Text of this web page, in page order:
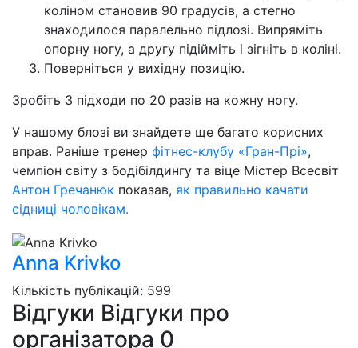
коліном становив 90 градусів, а стегно
знаходилося паралельно підлозі. Випряміть
опорну ногу, а другу підійміть і зігніть в коліні.
Поверніться у вихідну позицію.
Зробіть 3 підходи по 20 разів на кожну ногу.
У нашому блозі ви знайдете ще багато корисних
вправ. Раніше тренер фітнес-клубу «Гран-Прі»,
чемпіон світу з бодібілдингу та віце Містер Всесвіт
Антон Гречанюк показав, як правильно качати
сідниці чоловікам.
Anna Krivko
Кількість публікацій: 599
Відгуки Відгуки про
організатора 0